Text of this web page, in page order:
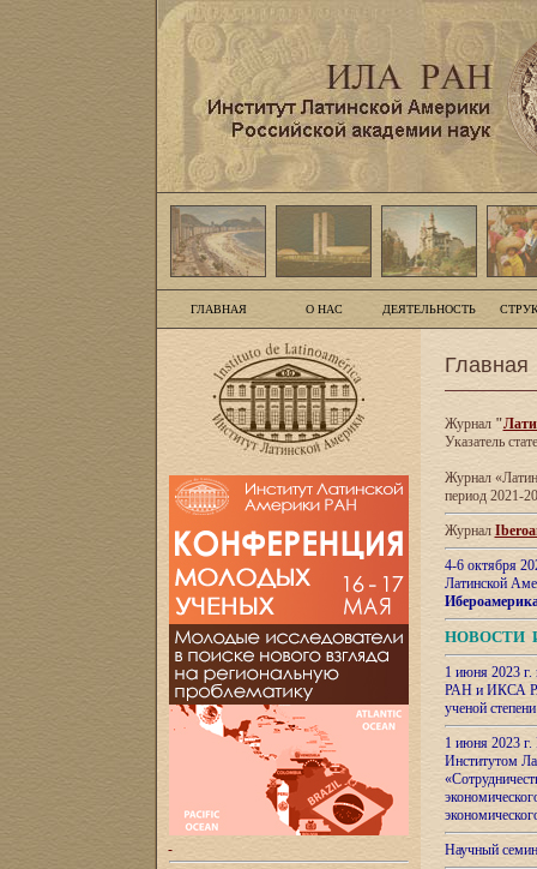
ГЛАВНАЯ О НАС ДЕЯТЕЛЬНОСТЬ
Главная
Журнал"
Указатель
Журнал
период 2021-
Журнал
4-6 октября
Латинской
НОВОСТИ
1 июня 2023
РАН и ИКСА
ученой
1 июня 2023
Институтом
Научный